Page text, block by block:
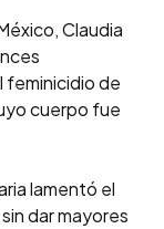
Claudia
feminicidio de
cuerpo fue
lamentó el
dar mayores